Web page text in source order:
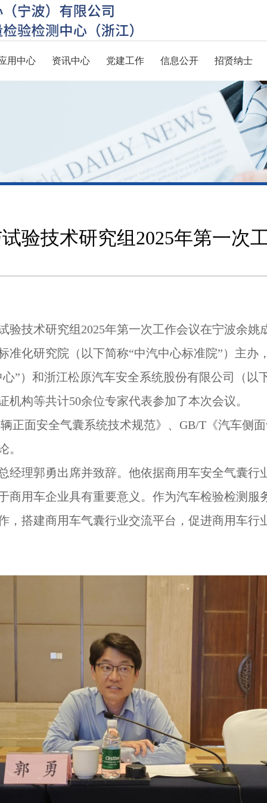
用中心 资讯中心 党建工作 信息公开 招贤纳士
验技术研究组2025年第一次
验技术研究组 2025年第一次工作会议在宁波余
准化研究院（以下简称“中汽中心标准院”）主办
”）和浙江松原汽车安全系统股份有限公司（以
构等共计50余位专家代表参加了本次会议。
正面安全气囊系统技术规范》、GB/T《汽车侧
。
经理郭勇出席并致辞。他依据商用车安全气囊行
商用车企业具有重要意义。作为汽车检验检测服
，搭建商用车气囊行业交流平台，促进商用车行